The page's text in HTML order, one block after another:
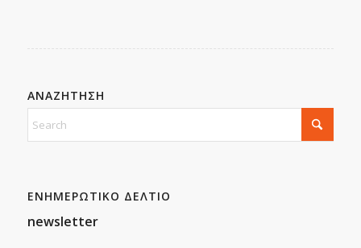
ΑΝΑΖΗΤΗΣΗ
ΕΝΗΜΕΡΩΤΙΚΟ ΔΕΛΤΙΟ
newsletter